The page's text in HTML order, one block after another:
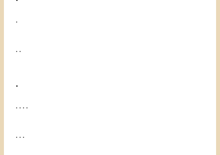
.
. .
.
. . . .
. . .